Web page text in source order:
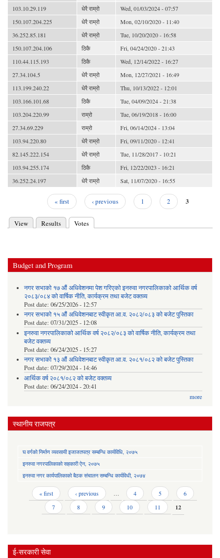
103.10.29.119
धेरै राम्रो
Wed, 01/03/2024 - 07:57
150.107.204.225
धेरै राम्रो
Mon, 02/10/2020 - 11:40
36.252.85.181
धेरै राम्रो
Tue, 10/20/2020 - 16:58
150.107.204.106
ठिकै
Fri, 04/24/2020 - 21:43
110.44.115.193
ठिकै
Wed, 12/14/2022 - 16:27
27.34.104.5
धेरै राम्रो
Mon, 12/27/2021 - 16:49
113.199.240.22
धेरै राम्रो
Thu, 10/13/2022 - 12:01
103.166.101.68
ठिकै
Tue, 04/09/2024 - 21:38
103.204.220.99
राम्रो
Tue, 06/19/2018 - 16:00
27.34.69.229
राम्रो
Fri, 06/14/2024 - 13:04
103.94.220.80
धेरै राम्रो
Fri, 09/11/2020 - 12:41
82.145.222.154
धेरै राम्रो
Tue, 11/28/2017 - 10:21
103.94.255.174
ठिकै
Fri, 12/22/2023 - 16:21
36.252.24.197
धेरै राम्रो Sat, 11/07/2020 - 16:55
« first ‹ previous 1 2 3
View Results Votes
Budget and Program
नगर सभाको १७ औं अधिवेशनमा पेश गरिएको इनरुवा नगरपालिकाको आर्थिक वर्ष
२०८३/०८४ को वार्षिक नीति, कार्यक्रम तथा बजेट वक्तव्य
Post date: 06/25/2026 - 12:57
नगर सभाको १५ औं अधिवेशनबाट स्वीकृत आ.व. २०८२/०८३ को बजेट पुस्तिका
Post date: 07/31/2025 - 12:08
इनरुवा नगरपालिकाको आर्थिक वर्ष २०८२/०८३ को वार्षिक नीति, कार्यक्रम तथा
बजेट वक्तव्य
Post date: 06/24/2025 - 15:27
नगर सभाको १३ औं अधिवेशनबाट स्वीकृत आ.व. २०८१/०८२ को बजेट पुस्तिका
Post date: 07/29/2024 - 14:46
आर्थिक वर्ष २०८१/०८२ को बजेट वक्तव्य
Post date: 06/24/2024 - 20:41
more
स्थानीय राजपत्र
घ वर्गको निर्माण व्यवसायी इजाजतपत्र सम्बन्धि कार्यविधि, २०७५
इनरुवा नगरपालिकाको सहकारी ऐन, २०७५
इनरुवा नगर कार्यपालिकाको बैठक संचालन सम्बन्धि कार्यविधी, २०७४
Pages « first ‹ previous … 4 5
6
7
8 9 10 11 12
ई-सरकारी सेवा